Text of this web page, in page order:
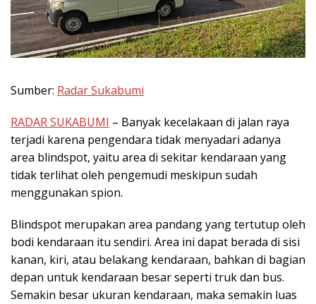
Sumber: Radar Sukabumi
RADAR SUKABUMI – Banyak kecelakaan di jalan raya
terjadi karena pengendara tidak menyadari adanya
area blindspot, yaitu area di sekitar kendaraan yang
tidak terlihat oleh pengemudi meskipun sudah
menggunakan spion.
Blindspot merupakan area pandang yang tertutup oleh
bodi kendaraan itu sendiri. Area ini dapat berada di sisi
kanan, kiri, atau belakang kendaraan, bahkan di bagian
depan untuk kendaraan besar seperti truk dan bus.
Semakin besar ukuran kendaraan, maka semakin luas